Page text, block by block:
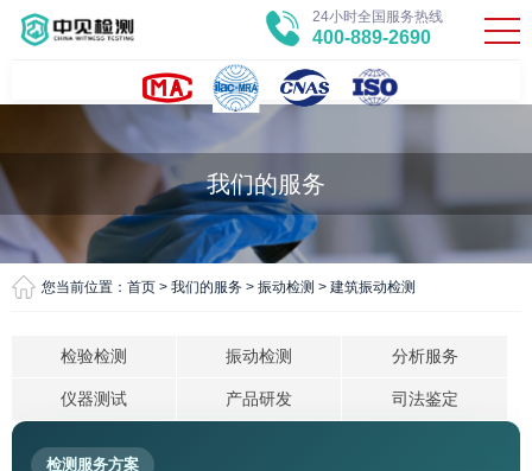
24小时全国服务热线
400-889-2690
我们的服务
您当前位置： 首页 > 我们的服务 > 振动检测 > 建筑振动检测
检验检测 振动检测 分析服务
仪器测试 产品研发 司法鉴定
检测服务方案